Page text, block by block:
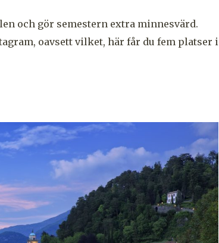
och gör semestern extra minnesvärd.
oavsett vilket, här får du fem platser i